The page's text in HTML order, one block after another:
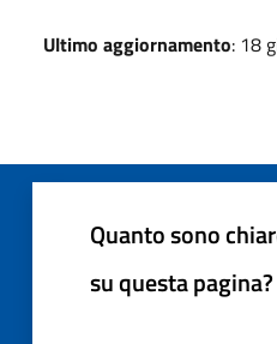
Ultimo aggiornamento: 18
Quanto sono
su questa pagina?